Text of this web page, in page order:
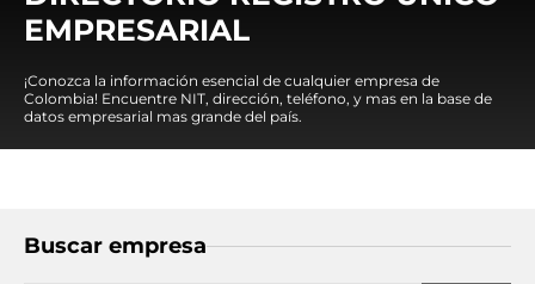
EMPRESARIAL
¡Conozca la información esencial de cualquier empresa de
Colombia! Encuentre NIT, dirección, teléfono, y mas en la base de
datos empresarial mas grande del país.
Buscar empresa